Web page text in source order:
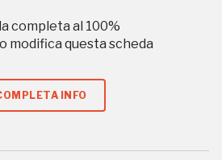
completa al 100%
modifica questa scheda
INFO
l'anno
Museo
Sansevero